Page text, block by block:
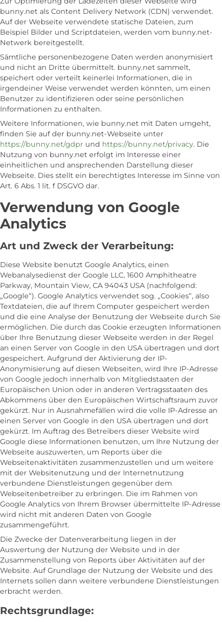
bunny.net als Content Delivery Network (CDN) verwendet.
Auf der Webseite verwendete statische Dateien, zum
Beispiel Bilder und Scriptdateien, werden vom bunny.net-
Netwerk bereitgestellt.
Sämtliche personenbezogene Daten werden anonymisiert
und nicht an Dritte übermittelt. bunny.net sammelt,
speichert oder verteilt keinerlei Informationen, die in
irgendeiner Weise verwendet werden könnten, um einen
Benutzer zu identifizieren oder seine persönlichen
Informationen zu enthalten.
Weitere Informationen, wie bunny.net mit Daten umgeht,
finden Sie auf der bunny.net-Webseite unter
https://bunny.net/gdpr und https://bunny.net/privacy. Die
Nutzung von bunny.net erfolgt im Interesse einer
einheitlichen und ansprechenden Darstellung dieser
Webseite. Dies stellt ein berechtigtes Interesse im Sinne von
Art. 6 Abs. 1 lit. f DSGVO dar.
Verwendung von Google
Analytics
Art und Zweck der Verarbeitung:
Diese Website benutzt Google Analytics, einen
Webanalysedienst der Google LLC, 1600 Amphitheatre
Parkway, Mountain View, CA 94043 USA (nachfolgend:
„Google“). Google Analytics verwendet sog. „Cookies“, also
Textdateien, die auf Ihrem Computer gespeichert werden
und die eine Analyse der Benutzung der Webseite durch Sie
ermöglichen. Die durch das Cookie erzeugten Informationen
über Ihre Benutzung dieser Webseite werden in der Regel
an einen Server von Google in den USA übertragen und dort
gespeichert. Aufgrund der Aktivierung der IP-
Anonymisierung auf diesen Webseiten, wird Ihre IP-Adresse
von Google jedoch innerhalb von Mitgliedstaaten der
Europäischen Union oder in anderen Vertragsstaaten des
Abkommens über den Europäischen Wirtschaftsraum zuvor
gekürzt. Nur in Ausnahmefällen wird die volle IP-Adresse an
einen Server von Google in den USA übertragen und dort
gekürzt. Im Auftrag des Betreibers dieser Website wird
Google diese Informationen benutzen, um Ihre Nutzung der
Webseite auszuwerten, um Reports über die
Webseitenaktivitäten zusammenzustellen und um weitere
mit der Websitenutzung und der Internetnutzung
verbundene Dienstleistungen gegenüber dem
Webseitenbetreiber zu erbringen. Die im Rahmen von
Google Analytics von Ihrem Browser übermittelte IP-Adresse
wird nicht mit anderen Daten von Google
zusammengeführt.
Die Zwecke der Datenverarbeitung liegen in der
Auswertung der Nutzung der Website und in der
Zusammenstellung von Reports über Aktivitäten auf der
Website. Auf Grundlage der Nutzung der Website und des
Internets sollen dann weitere verbundene Dienstleistungen
erbracht werden.
Rechtsgrundlage: